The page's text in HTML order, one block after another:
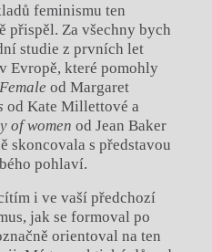
feminismu ten
přispěl. Za všechny bych
studie z prvních let
Evropě, které pomohly
od Margaret
od Kate Millettové a
of women od Jean Baker
skoncovala s představou
pohlaví.
i ve vaší předchozí
jak se formoval po
orientoval na ten